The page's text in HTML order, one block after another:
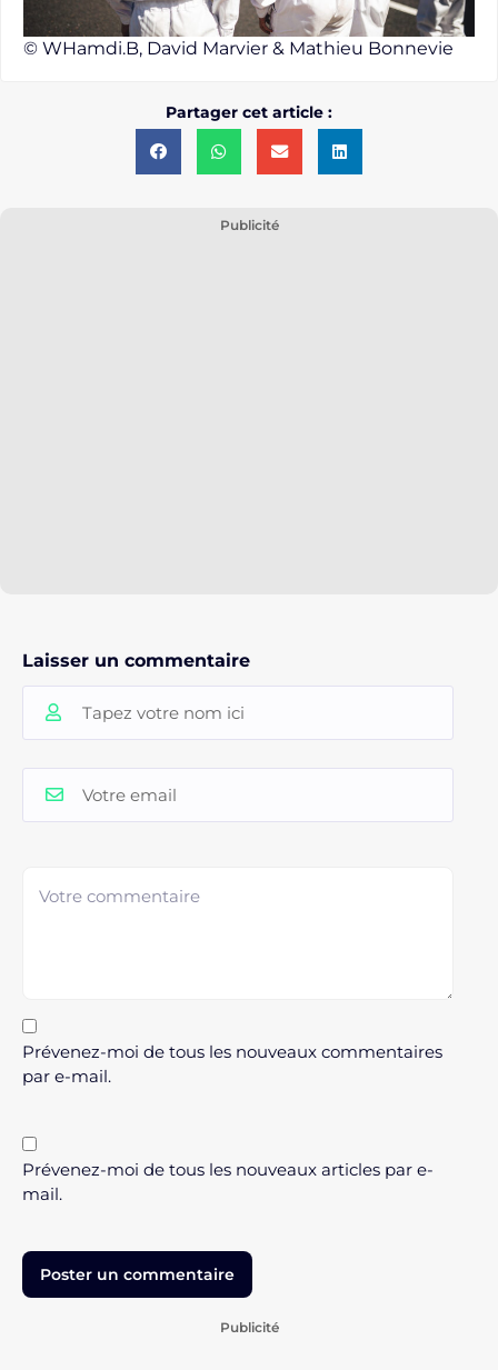
© WHamdi.B, David Marvier & Mathieu Bonnevie
Partager cet article :
Publicité
Laisser un commentaire
Prévenez-moi de tous les nouveaux commentaires
par e-mail.
Prévenez-moi de tous les nouveaux articles par e-
mail.
Publicité